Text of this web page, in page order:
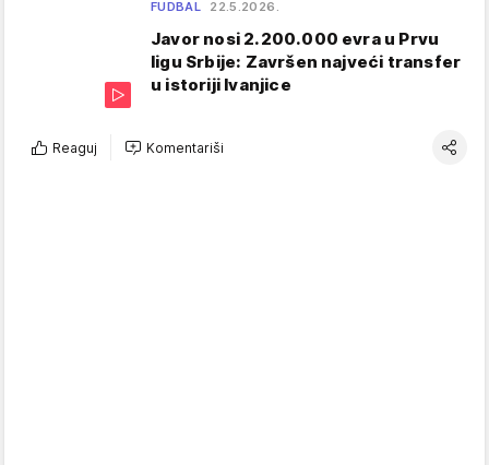
FUDBAL 22.5.2026.
Javor nosi 2.200.000 evra u Prvu
ligu Srbije: Završen najveći transfer
u istoriji Ivanjice
Reaguj Komentariši